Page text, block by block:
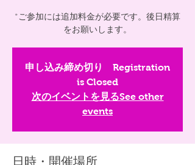
*ご参加には追加料金が必要です。後日精算
をお願いします。
申し込み締め切り Registration
is Closed
次のイベントを見るSee other
events
日時・開催場所